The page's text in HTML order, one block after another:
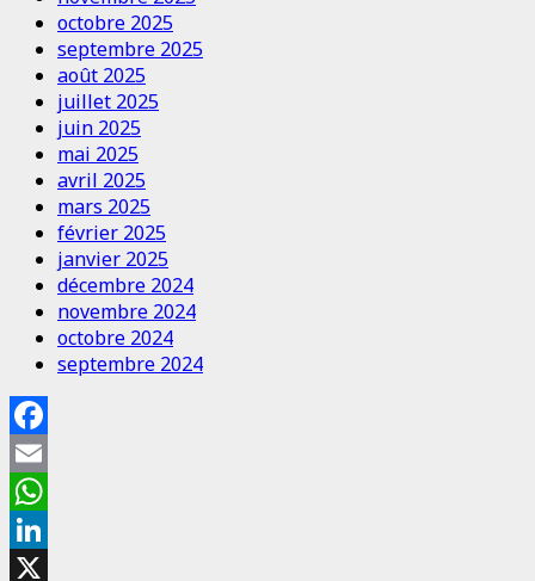
octobre 2025
septembre 2025
août 2025
juillet 2025
juin 2025
mai 2025
avril 2025
mars 2025
février 2025
janvier 2025
décembre 2024
novembre 2024
octobre 2024
septembre 2024
Facebook
Email
WhatsApp
LinkedIn